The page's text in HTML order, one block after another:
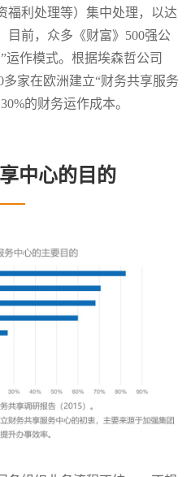
福利处理等）集中处理，以达
目前，众多《财富》500强公
运作模式。根据埃森哲公司
多家在欧洲建立“财务共享服务
的财务运作成本。
中心的目的